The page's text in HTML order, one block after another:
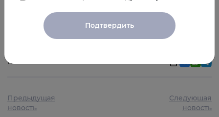
здоровье и физической активности, но тем не менее
остается значимой даже после статистической
поправки на эти факторы.
17.02.2020
Предыдущая
новость
Следующая
новость
Подтвердить